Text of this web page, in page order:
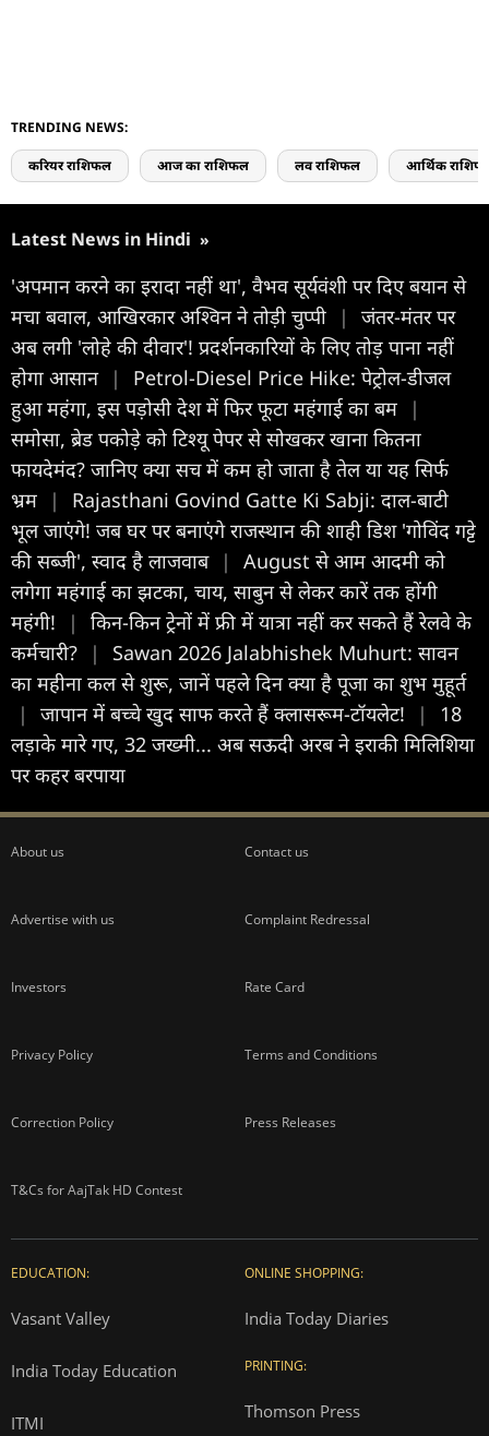
TRENDING NEWS:
करियर राशिफल आज का राशिफल लव राशिफल आर्थिक
Latest News in Hindi »
'अपमान करने का इरादा नहीं था', वैभव सूर्यवंशी पर दिए बयान से
मचा बवाल, आखिरकार अश्विन ने तोड़ी चुप्पी
|
जंतर-मंतर पर
अब लगी 'लोहे की दीवार'! प्रदर्शनकारियों के लिए तोड़ पाना नहीं
होगा आसान |
Petrol-Diesel Price Hike: पेट्रोल-डीजल
हुआ महंगा, इस पड़ोसी देश में फिर फूटा महंगाई का बम
|
समोसा, ब्रेड पकोड़े को टिश्यू पेपर से सोखकर खाना कितना
फायदेमंद? जानिए क्या सच में कम हो जाता है तेल या यह सिर्फ
भ्रम
|
Rajasthani Govind Gatte Ki Sabji: दाल-बाटी
भूल जाएंगे! जब घर पर बनाएंगे राजस्थान की शाही डिश 'गोविंद गट्टे
की सब्जी', स्वाद है लाजवाब |
August से आम आदमी को
लगेगा महंगाई का झटका, चाय, साबुन से लेकर कारें तक होंगी
महंगी!
|
किन-किन ट्रेनों में फ्री में यात्रा नहीं कर सकते हैं रेलवे के
कर्मचारी?
|
Sawan 2026 Jalabhishek Muhurt: सावन
का महीना कल से शुरू, जानें पहले दिन क्या है पूजा का शुभ मुहूर्त
|
जापान में बच्चे खुद साफ करते हैं क्लासरूम-टॉयलेट! |
18
लड़ाके मारे गए, 32 जख्मी... अब सऊदी अरब ने इराकी मिलिशिया
पर कहर बरपाया
About us Contact us
Advertise with us Complaint Redressal
Investors Rate Card
Privacy Policy Terms and Conditions
Correction Policy Press Releases
T&Cs for AajTak HD Contest
EDUCATION:
Vasant Valley
India Today Education
ITMI
ONLINE SHOPPING:
India Today Diaries
PRINTING:
Thomson Press